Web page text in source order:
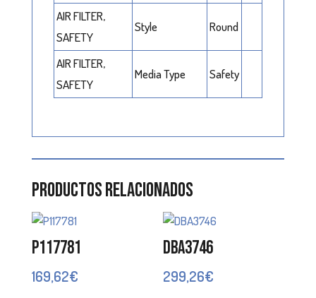
AIR FILTER,
SAFETY
Style Round
AIR FILTER,
SAFETY
Media Type Safety
Productos relacionados
P117781
169,62€
DBA3746
299,26€